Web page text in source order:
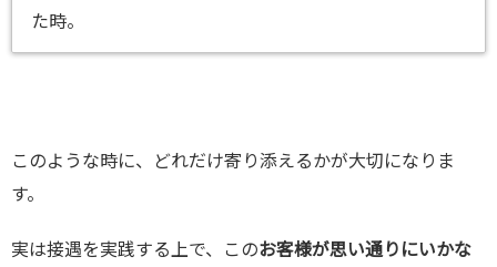
た時。
このような時に、どれだけ寄り添えるかが大切になりま
す。
実は接遇を実践する上で、このお客様が思い通りにいかな